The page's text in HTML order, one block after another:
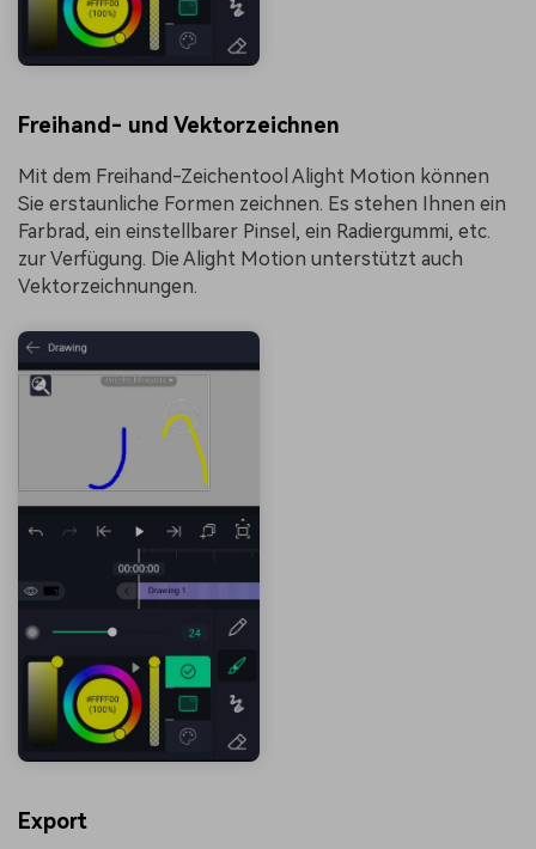
Freihand- und Vektorzeichnen
Mit dem Freihand-Zeichentool Alight Motion können
Sie erstaunliche Formen zeichnen. Es stehen Ihnen ein
Farbrad, ein einstellbarer Pinsel, ein Radiergummi, etc.
zur Verfügung. Die Alight Motion unterstützt auch
Vektorzeichnungen.
Export